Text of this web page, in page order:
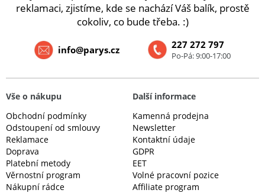
reklamaci, zjistíme, kde se nachází Váš balík, prostě
cokoliv, co bude třeba. :)
227 272 797
Po-Pá: 9:00-17:00
info@parys.cz
Vše o nákupu
Obchodní podmínky
Odstoupení od smlouvy
Reklamace
Doprava
Platební metody
Věrnostní program
Nákupní rádce
Další informace
Kamenná prodejna
Newsletter
Kontaktní údaje
GDPR
EET
Volné pracovní pozice
Affiliate program